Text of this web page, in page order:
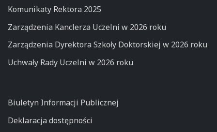
Komunikaty Rektora 2025
Zarządzenia Kanclerza Uczelni w 2026 roku
Zarządzenia Dyrektora Szkoły Doktorskiej w 2026 roku
Uchwały Rady Uczelni w 2026 roku
Biuletyn Informacji Publicznej
Deklaracja dostępności